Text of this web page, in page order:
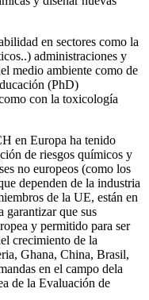
en sectores como la
administraciones y
medio ambiente como de
(PhD)
con la toxicología
en Europa ha tenido
de riesgos químicos y
no europeos (como los
dependen de la industria
de la UE, están en
garantizar que sus
y permitido para ser
crecimiento de la
Ghana, China, Brasil,
en el campo dela
de la Evaluación de